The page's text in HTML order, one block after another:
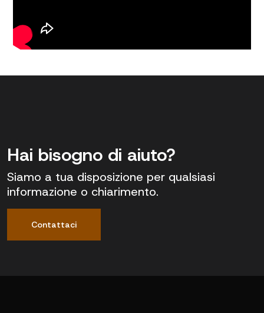
Hai bisogno di aiuto?
Siamo a tua disposizione per qualsiasi
informazione o chiarimento.
Contattaci